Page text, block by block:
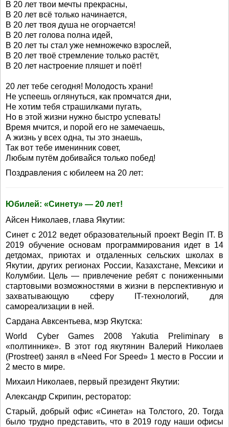
В 20 лет твои мечты прекрасны,
В 20 лет всё только начинается,
В 20 лет твоя душа не огорчается!
В 20 лет голова полна идей,
В 20 лет ты стал уже немножечко взрослей,
В 20 лет твоё стремление только растёт,
В 20 лет настроение пляшет и поёт!
20 лет тебе сегодня! Молодость храни!
Не успеешь оглянуться, как промчатся дни,
Не хотим тебя страшилками пугать,
Но в этой жизни нужно быстро успевать!
Время мчится, и порой его не замечаешь,
А жизнь у всех одна, ты это знаешь,
Так вот тебе именинник совет,
Любым путём добивайся только побед!
Поздравления с юбилеем на 20 лет:
Юбилей: «Синету» — 20 лет!
Айсен Николаев, глава Якутии:
Синет с 2012 ведет образовательный проект Begin IT. В
2019 обучение основам программирования идет в 14
детдомах, приютах и отдаленных сельских школах в
Якутии, других регионах России, Казахстане, Мексики и
Колумбии. Цель — привлечение ребят с пониженными
стартовыми возможностями в жизни в перспективную и
захватывающую сферу IT-технологий, для
самореализации в ней.
Сардана Авксентьева, мэр Якутска:
World Cyber Games 2008 Yakutia Preliminary в
«полтиннике». В этот год якутянин Валерий Николаев
(Prostreet) занял в «Need For Speed» 1 место в России и
2 место в мире.
Михаил Николаев, первый президент Якутии:
Александр Скрипин, ресторатор:
Старый, добрый офис «Синета» на Толстого, 20. Тогда
было трудно представить, что в 2019 году наши офисы